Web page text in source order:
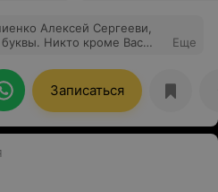
Алексей Сергееви,
Никто кроме Вас
Вы очень
Буду Вас всем
Еще
Записаться